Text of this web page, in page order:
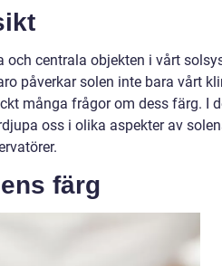
och centrala objekten i vårt
påverkar solen inte bara vårt
många frågor om dess färg. I
oss i olika aspekter av
färg